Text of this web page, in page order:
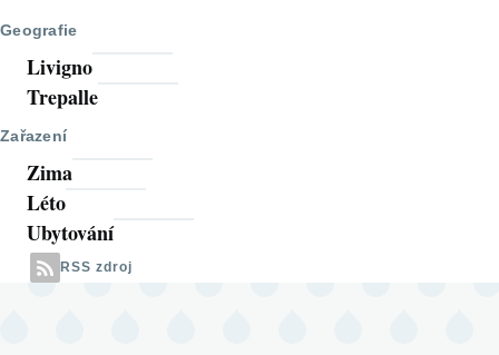
Geografie
Livigno
Trepalle
Zařazení
Zima
Léto
Ubytování
RSS zdroj